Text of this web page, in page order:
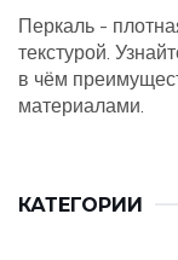
Перкаль -
текстурой.
в чём
материалами.
КАТЕГОРИИ